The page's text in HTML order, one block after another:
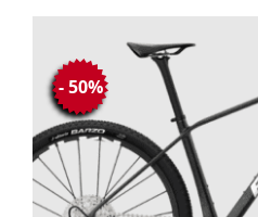
- 50%